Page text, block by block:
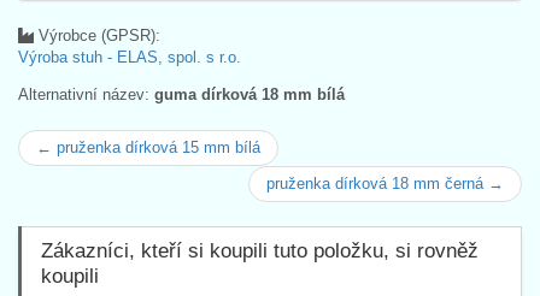
Výrobce (GPSR):
Výroba stuh - ELAS, spol. s r.o.
Alternativní název: guma dírková 18 mm bílá
← pruženka dírková 15 mm bílá
pruženka dírková 18 mm černá →
Zákazníci, kteří si koupili tuto položku, si rovněž
koupili